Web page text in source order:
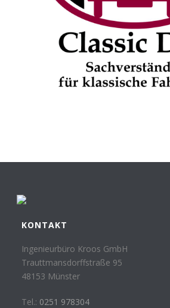
KONTAKT
Ingenieurbüro Kroos GmbH
Trauttmansdorffstraße 95
48153 Münster
Tel.: 0251 978304